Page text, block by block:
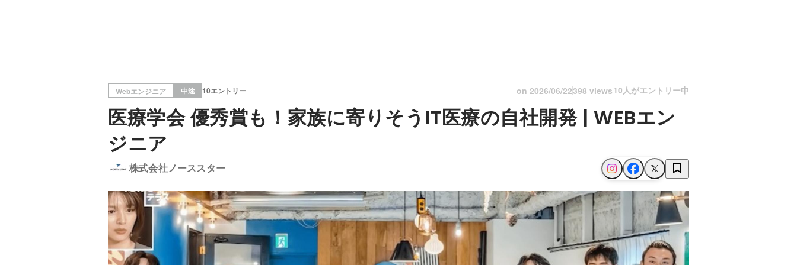
Webエンジニア 中途 10エントリー on 2026/06/22398 views10人がエントリー中
医療学会 優秀賞も！家族に寄りそうIT医療の自社開発 | WEBエン
ジニア
株式会社ノーススター